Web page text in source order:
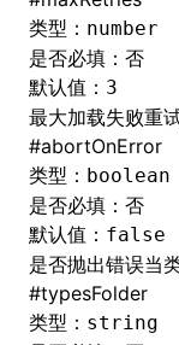
类型： number
是否必填：否
默认值： 3
最大加载失败重
#abortOnError
类型： boolean
是否必填：否
默认值： false
是否抛出错误当
#typesFolder
类型： string